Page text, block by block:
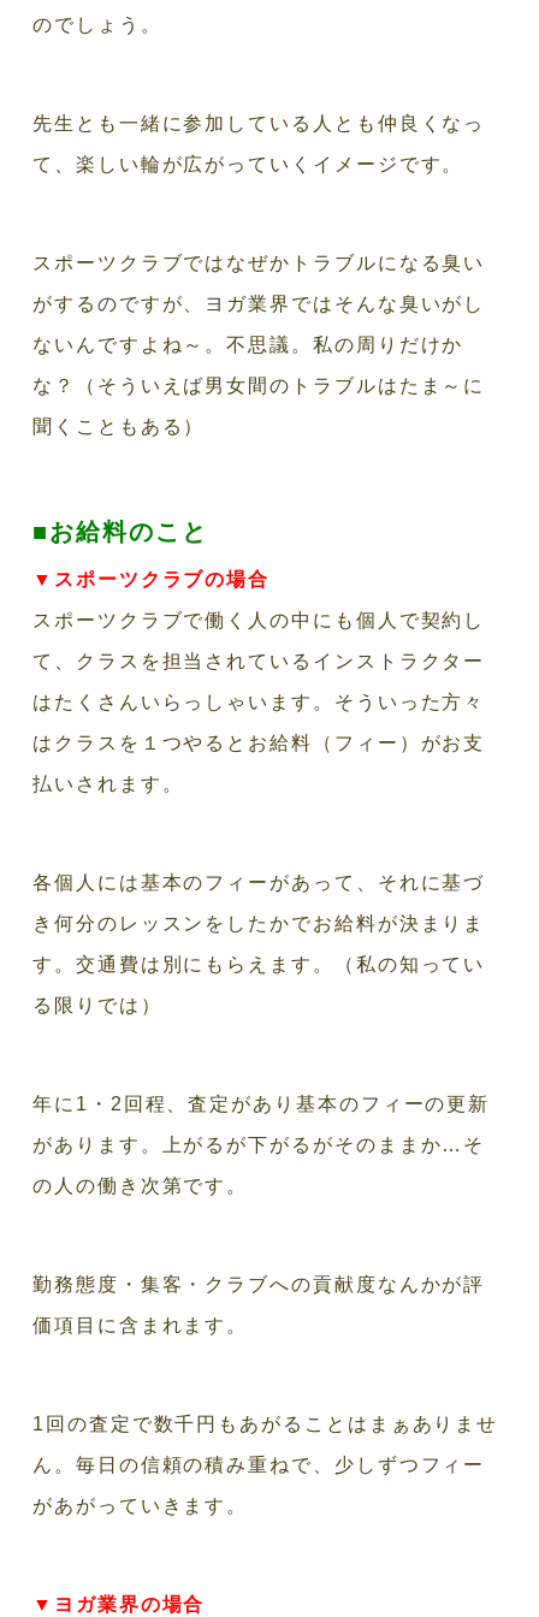
のでしょう。
先生とも一緒に参加している人とも仲良くなっ
て、楽しい輪が広がっていくイメージです。
スポーツクラブではなぜかトラブルになる臭い
がするのですが、ヨガ業界ではそんな臭いがし
ないんですよね～。不思議。私の周りだけか
な？（そういえば男女間のトラブルはたま～に
聞くこともある）
■お給料のこと
▼スポーツクラブの場合
スポーツクラブで働く人の中にも個人で契約し
て、クラスを担当されているインストラクター
はたくさんいらっしゃいます。そういった方々
はクラスを１つやるとお給料（フィー）がお支
払いされます。
各個人には基本のフィーがあって、それに基づ
き何分のレッスンをしたかでお給料が決まりま
す。交通費は別にもらえます。（私の知ってい
る限りでは）
年に1・2回程、査定があり基本のフィーの更新
があります。上がるが下がるがそのままか…そ
の人の働き次第です。
勤務態度・集客・クラブへの貢献度なんかが評
価項目に含まれます。
1回の査定で数千円もあがることはまぁありませ
ん。毎日の信頼の積み重ねで、少しずつフィー
があがっていきます。
▼ヨガ業界の場合